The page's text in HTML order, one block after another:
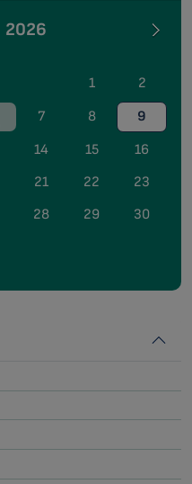
2026
1
2
7 8
9
14 15
16
21 22
23
28 29
30